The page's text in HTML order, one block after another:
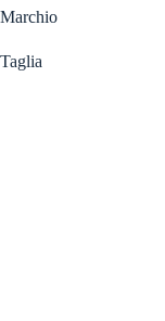
Marchio
Taglia